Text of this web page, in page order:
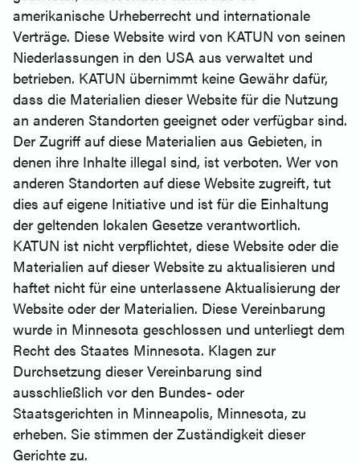
amerikanische Urheberrecht und internationale
Verträge. Diese Website wird von KATUN von seinen
Niederlassungen in den USA aus verwaltet und
betrieben. KATUN übernimmt keine Gewähr dafür,
dass die Materialien dieser Website für die Nutzung
an anderen Standorten geeignet oder verfügbar sind.
Der Zugriff auf diese Materialien aus Gebieten, in
denen ihre Inhalte illegal sind, ist verboten. Wer von
anderen Standorten auf diese Website zugreift, tut
dies auf eigene Initiative und ist für die Einhaltung
der geltenden lokalen Gesetze verantwortlich.
KATUN ist nicht verpflichtet, diese Website oder die
Materialien auf dieser Website zu aktualisieren und
haftet nicht für eine unterlassene Aktualisierung der
Website oder der Materialien. Diese Vereinbarung
wurde in Minnesota geschlossen und unterliegt dem
Recht des Staates Minnesota. Klagen zur
Durchsetzung dieser Vereinbarung sind
ausschließlich vor den Bundes- oder
Staatsgerichten in Minneapolis, Minnesota, zu
erheben. Sie stimmen der Zuständigkeit dieser
Gerichte zu.